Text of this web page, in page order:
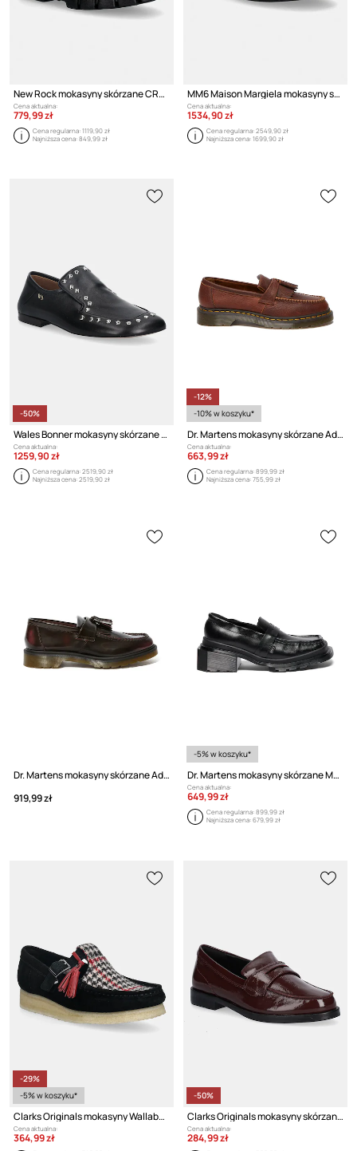
New Rock mokasyny skórzane CRUST NEGRO, TOWER NEGRO LATERAL
Cena aktualna:
779,99 zł
Cena regularna:1119,90 zł
Najniższa cena:849,99 zł
MM6 Maison Margiela mokasyny skórzane
Cena aktualna:
1534,90 zł
Cena regularna:2549,90 zł
Najniższa cena:1699,90 zł
-50%
Wales Bonner mokasyny skórzane Studded Slipper
Cena aktualna:
1259,90 zł
Cena regularna:2519,90 zł
Najniższa cena:2519,90 zł
-12%
-10% w koszyku*
Dr. Martens mokasyny skórzane Adrian YS Tassel Loafer
Cena aktualna:
663,99 zł
Cena regularna:899,99 zł
Najniższa cena:755,99 zł
Dr. Martens mokasyny skórzane Adrian Tassel Loafer
919,99 zł
-5% w koszyku*
Dr. Martens mokasyny skórzane Maybole Loafer
Cena aktualna:
649,99 zł
Cena regularna:899,99 zł
Najniższa cena:679,99 zł
-29%
-5% w koszyku*
Clarks Originals mokasyny Wallabee T Bar
Cena aktualna:
364,99 zł
-50%
Clarks Originals mokasyny skórzane Straven Edge
Cena aktualna:
284,99 zł